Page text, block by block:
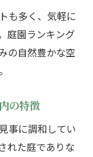
づくりのコ
緑で彩る方
も多く、気軽に
庭園ランキング
の自然豊かな空
の特徴
事に調和してい
れた庭でありな